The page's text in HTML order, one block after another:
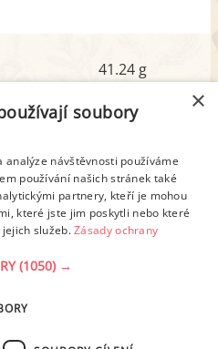
41.24 g
9.29 g
4.60 g
rozpis
×
soubory
analýze návštěvnosti používáme
používání našich stránek také
partnery, kteří je mohou
které jste jim poskytli nebo které
jejich služeb.Zásady ochrany
(1050) →